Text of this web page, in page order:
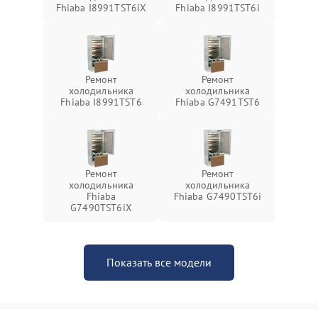
Fhiaba I8991TST6iX
Fhiaba I8991TST6i
Ремонт
холодильника
Fhiaba I8991TST6
Ремонт
холодильника
Fhiaba G7491TST6
Ремонт
холодильника
Fhiaba
G7490TST6iX
Ремонт
холодильника
Fhiaba G7490TST6i
Показать все модели